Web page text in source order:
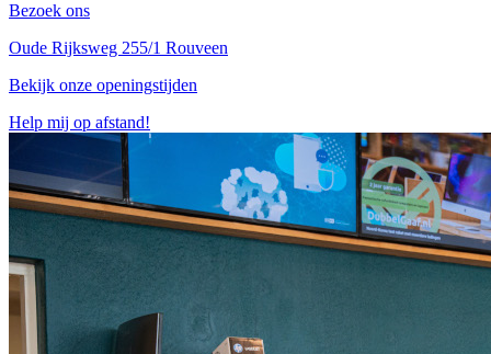
Bezoek ons
Oude Rijksweg 255/1 Rouveen
Bekijk onze openingstijden
Help mij op afstand!